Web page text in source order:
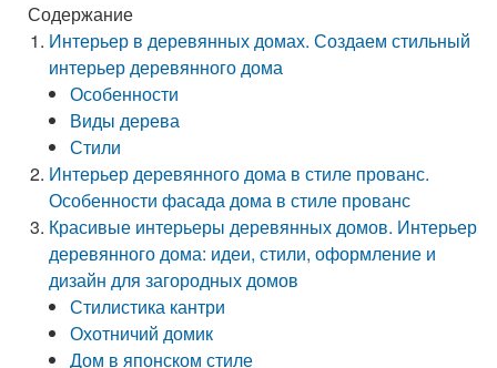
Содержание
Интерьер в деревянных домах. Создаем стильный
интерьер деревянного дома
Особенности
Виды дерева
Стили
Интерьер деревянного дома в стиле прованс.
Особенности фасада дома в стиле прованс
Красивые интерьеры деревянных домов. Интерьер
деревянного дома: идеи, стили, оформление и
дизайн для загородных домов
Стилистика кантри
Охотничий домик
Дом в японском стиле